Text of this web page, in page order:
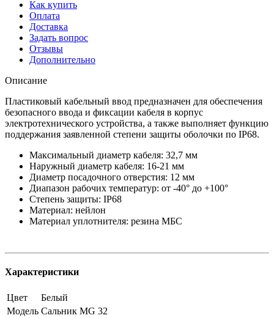
Как купить
Оплата
Доставка
Задать вопрос
Отзывы
Дополнительно
Описание
Пластиковый кабельный ввод предназначен для обеспечения
безопасного ввода и фиксации кабеля в корпус
электротехнического устройства, а также выполняет функцию
поддержания заявленной степени защиты оболочки по IP68.
Максимальный диаметр кабеля: 32,7 мм
Наружный диаметр кабеля: 16-21 мм
Диаметр посадочного отверстия: 12 мм
Диапазон рабочих температур: от -40° до +100°
Степeнь защиты: IP68
Материал: нейлон
Материал уплотнителя: резина МБС
Характеристики
Цвет
Белый
Модель Сальник MG 32